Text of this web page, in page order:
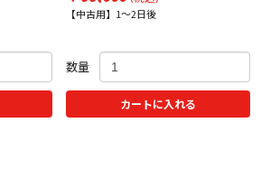
【中古用】1～2日後
数量
カートに入れる